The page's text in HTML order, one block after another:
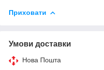
Приховати
Умови доставки
Нова Пошта